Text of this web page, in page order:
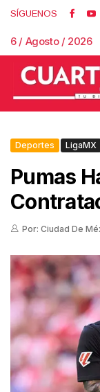
SÍGUENOS
6 / Agosto / 2026
Deportes LigaMX
Pumas
Por: Ciudad De